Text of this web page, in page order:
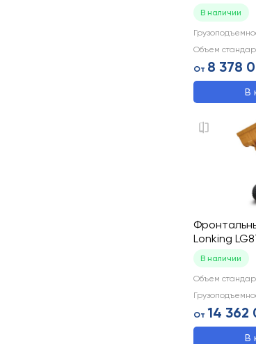
В наличии
Объем
От 8 378
В
Lonking
В наличии
Объем
От 14 362
В